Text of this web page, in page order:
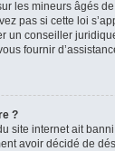
les mineurs âgés
pas si cette loi
un conseiller
fournir
?
site internet ait
avoir décidé de